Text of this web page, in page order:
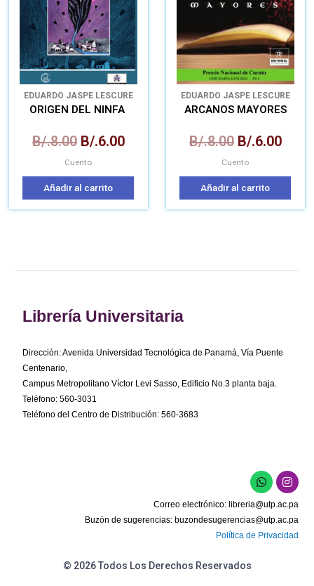
EDUARDO JASPE LESCURE
ORIGEN DEL NINFA
B/.8.00 B/.6.00
Cuento
Añadir al carrito
EDUARDO JASPE LESCURE
ARCANOS MAYORES
B/.8.00 B/.6.00
Cuento
Añadir al carrito
Librería Universitaria
Dirección: Avenida Universidad Tecnológica de Panamá, Vía Puente
Centenario,
Campus Metropolitano Víctor Levi Sasso, Edificio No.3 planta baja.
Teléfono: 560-3031
Teléfono del Centro de Distribución: 560-3683
W
h
a
t
s
a
p
I
n
s
t
a
g
r
Correo electrónico: libreria@utp.ac.pa
Buzón de sugerencias: buzondesugerencias@utp.ac.pa
Política de Privacidad
© 2026 Todos Los Derechos Reservados